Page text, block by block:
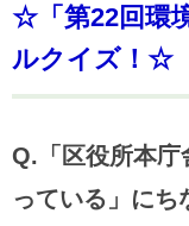
☆「第22回環
ルクイズ！☆
Q.「区役所本庁
っている」にち